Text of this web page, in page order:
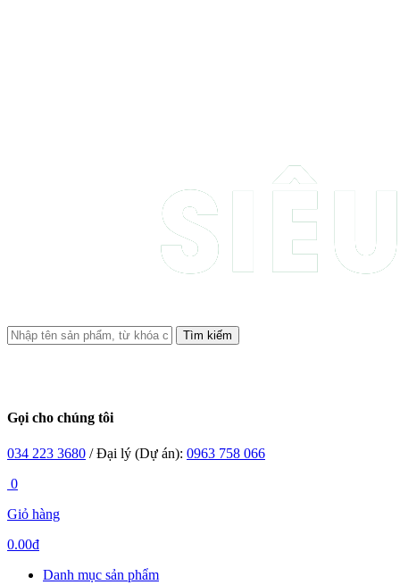
Tìm kiếm
Gọi cho chúng tôi
034 223 3680 / Đại lý (Dự án): 0963 758 066
0
Giỏ hàng
0.00đ
Danh mục sản phẩm